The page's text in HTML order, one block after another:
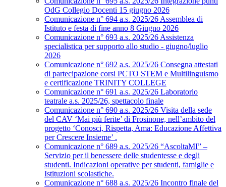
OdG Collegio Docenti 15 giugno 2026
Comunicazione n° 694 a.s. 2025/26 Assemblea di
Istituto e festa di fine anno 8 Giugno 2026
Comunicazione n° 693 a.s. 2025/26 Assistenza
specialistica per supporto allo studio - giugno/luglio
2026
Comunicazione n° 692 a.s. 2025/26 Consegna attestati
di partecipazione corsi PCTO STEM e Multilinguismo
e certificazione TRINITY COLLEGE
Comunicazione n° 691 a.s. 2025/26 Laboratorio
teatrale a.s. 2025/26, spettacolo finale
Comunicazione n° 690 a.s. 2025/26 Visita della sede
del CAV ‘Mai più ferite’ di Frosinone, nell’ambito del
progetto ‘Conosci, Rispetta, Ama: Educazione Affettiva
per Crescere Insieme’ .
Comunicazione n° 689 a.s. 2025/26 “AscoltaMI” –
Servizio per il benessere delle studentesse e degli
studenti. Indicazioni operative per studenti, famiglie e
Istituzioni scolastiche.
Comunicazione n° 688 a.s. 2025/26 Incontro finale del